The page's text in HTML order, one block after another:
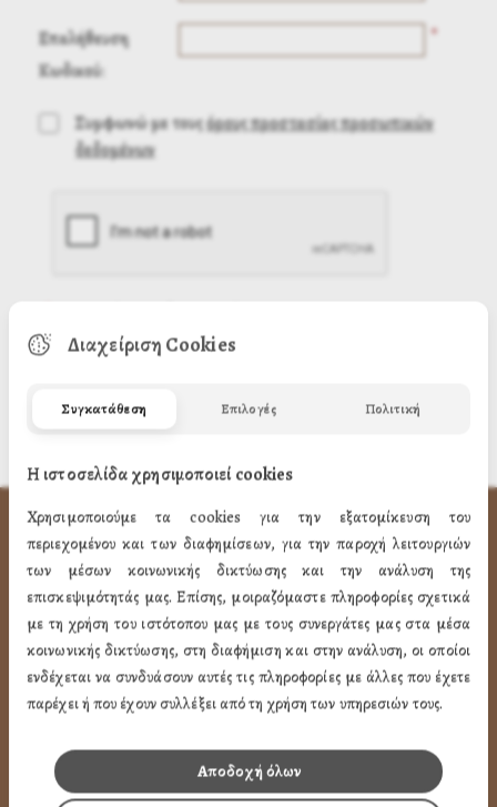
Επαλήθευση
Κωδικού:
*
Συμφωνώ με τουςόρους προστασίας προσωπικών
δεδομένων
ΧΡΗΣΙΜA LINK
Προφίλ
Ποιότητα
Επικοινωνία
Πως Μπορώ να παραγγείλω
Διαχείριση Cookies
Συγκατάθεση Επιλογές Πολιτική
Η ιστοσελίδα χρησιμοποιεί cookies
Χρησιμοποιούμε τα cookies για την εξατομίκευση του
περιεχομένου και των διαφημίσεων, για την παροχή λειτουργιών
των μέσων κοινωνικής δικτύωσης και την ανάλυση της
επισκεψιμότητάς μας. Επίσης, μοιραζόμαστε πληροφορίες σχετικά
με τη χρήση του ιστότοπου μας με τους συνεργάτες μας στα μέσα
κοινωνικής δικτύωσης, στη διαφήμιση και στην ανάλυση, οι οποίοι
ενδέχεται να συνδυάσουν αυτές τις πληροφορίες με άλλες που έχετε
παρέχει ή που έχουν συλλέξει από τη χρήση των υπηρεσιών τους.
Αποδοχή όλων